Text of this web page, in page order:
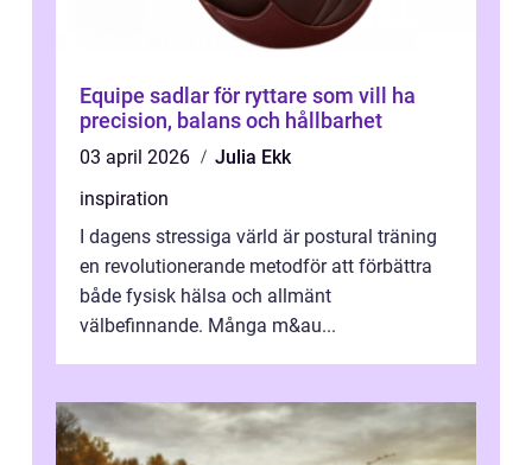
Equipe sadlar för ryttare som vill ha
precision, balans och hållbarhet
03 april 2026
Julia Ekk
inspiration
I dagens stressiga värld är postural träning
en revolutionerande metodför att förbättra
både fysisk hälsa och allmänt
välbefinnande. Många m&au...